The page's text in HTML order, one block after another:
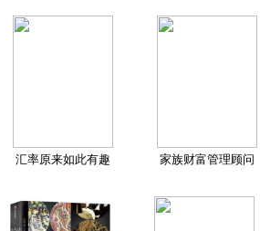
汇率原来如此有趣 家族财富管理顾问